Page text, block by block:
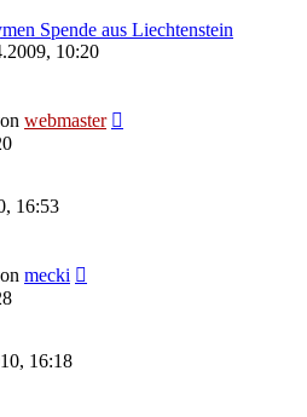
Spende aus Liechtenstein
10:20
webmaster
16:53
mecki
16:18